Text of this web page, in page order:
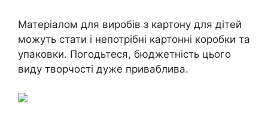
Матеріалом для виробів з картону для дітей
можуть стати і непотрібні картонні коробки та
упаковки. Погодьтеся, бюджетність цього
виду творчості дуже приваблива.